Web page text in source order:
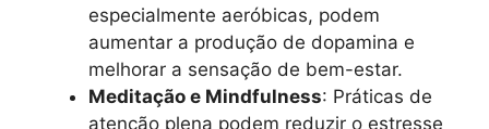
especialmente aeróbicas, podem
aumentar a produção de dopamina e
melhorar a sensação de bem-estar.
Meditação e Mindfulness: Práticas de
atenção plena podem reduzir o estresse